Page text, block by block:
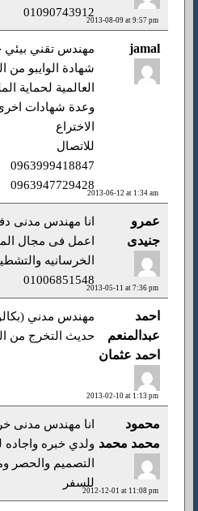
2013-08-09 at 9:57 pm
01090743912
jamal
2013-06-12 at 1:34 am
مهندس تقني بيئي
شهادة الوايبو من
العالمية لحماية
وعدة شهادات
الاختراع
للاتصال
0963999418847
0963947729428
عمرو
جنيدى
2013-05-11 at 7:36 pm
اعمل فى مجال
الخرسانيه
01006851548
احمد
عبدالمنعم
احمد عثمان
2013-02-10 at 1:13 pm
مهندس مدني
حديث التخرج من
محمود
محمد محمد
2012-12-01 at 11:08 pm
ولدي خبره واجاده
التصميم والحصر
للسفر